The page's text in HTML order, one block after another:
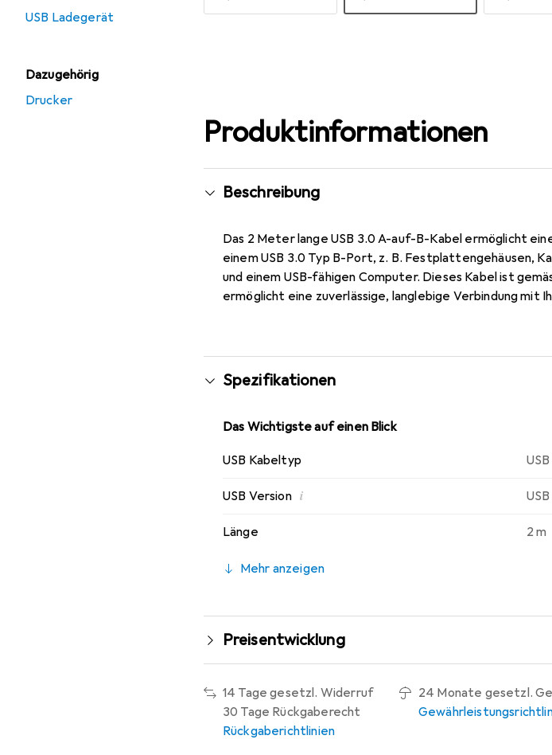
USB Ladegerät
Dazugehörig
Drucker
Produktinformationen
Beschreibung
Das 2 Meter lange USB 3.0 A-auf-B-Kabel ermöglicht
einem USB 3.0 Typ B-Port, z. B. Festplattengehäusen,
und einem USB-fähigen Computer. Dieses Kabel ist
ermöglicht eine zuverlässige, langlebige Verbindung mit
Spezifikationen
Das Wichtigste auf einen Blick
USB Kabeltyp
USB Version i
Länge 2 m
Mehr anzeigen
Preisentwicklung
14 Tage gesetzl. Widerruf
30 Tage Rückgaberecht
Rückgaberichtlinien
24 Monate gesetzl.